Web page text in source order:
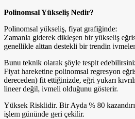
Polinomsal Yükseliş Nedir?
Polinomsal yükseliş, fiyat grafiğinde:
Zamanla giderek dikleşen bir yükseliş
genellikle alttan destekli bir trendin
Bunu teknik olarak şöyle tespit
Fiyat hareketine polinomsal regresyon
dereceden) fit ettiğinizde, eğri yukarı
lineer değil, ivmeli olduğunu gösterir.
Yüksek Risklidir. Bir Ayda % 80
işlem gününde geri çekilir.